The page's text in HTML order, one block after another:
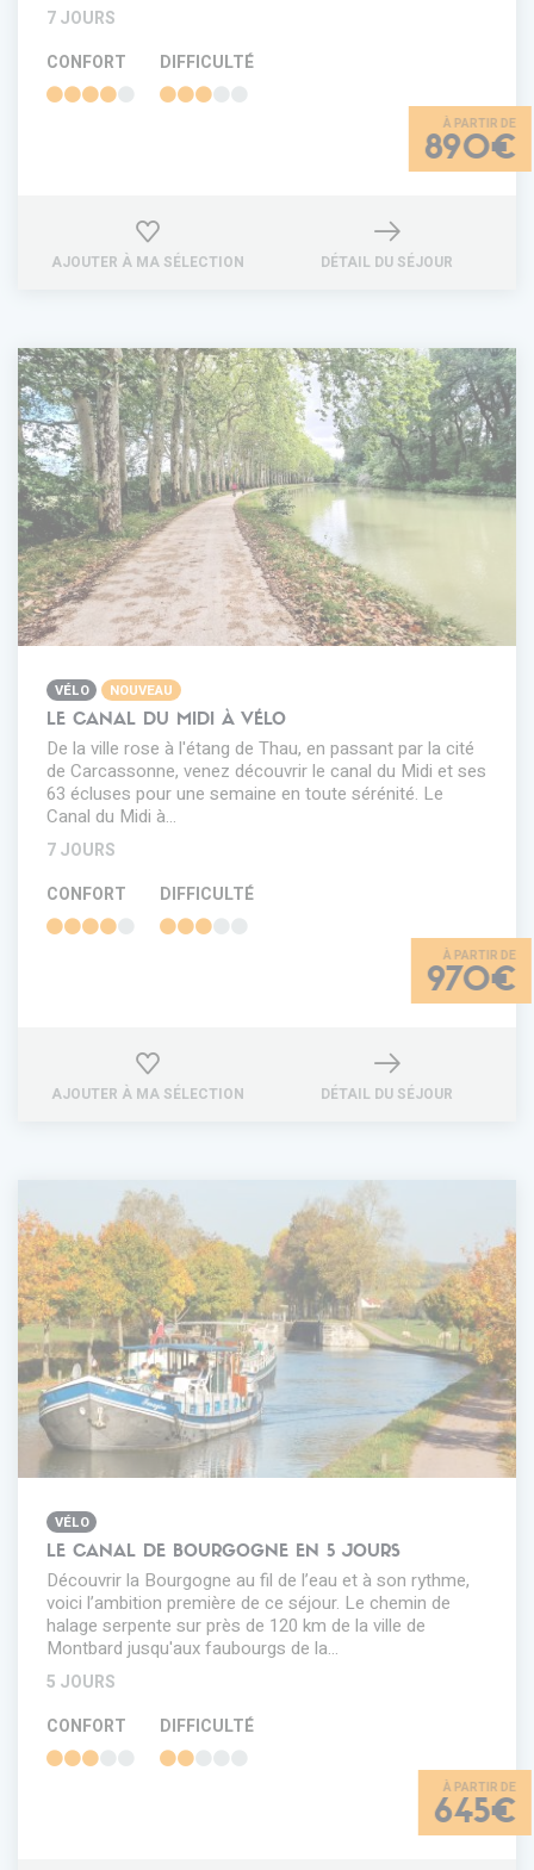
7 JOURS
CONFORT
DIFFICULTÉ
890€
AJOUTER À MA SÉLECTION DÉTAIL DU SÉJOUR
VÉLO NOUVEAU
LE CANAL DU MIDI À VÉLO
De la ville rose à l'étang de Thau, en passant par la cité
de Carcassonne, venez découvrir le canal du Midi et ses
63 écluses pour une semaine en toute sérénité. Le
Canal du Midi à…
7 JOURS
CONFORT
DIFFICULTÉ
970€
AJOUTER À MA SÉLECTION DÉTAIL DU SÉJOUR
VÉLO
LE CANAL DE BOURGOGNE EN 5 JOURS
Découvrir la Bourgogne au fil de l’eau et à son rythme,
voici l’ambition première de ce séjour. Le chemin de
halage serpente sur près de 120 km de la ville de
Montbard jusqu'aux faubourgs de la…
5 JOURS
CONFORT
DIFFICULTÉ
645€